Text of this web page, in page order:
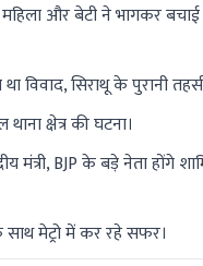
और बेटी ने भागकर बचाई
सिराथू के पुरानी
क्षेत्र की घटना।
मंत्री, BJP के बड़े नेता होंगे
मेट्रो में कर रहे सफर।